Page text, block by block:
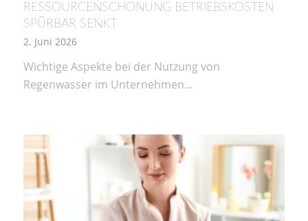
RESSOURCENSCHONUNG BETRIEBSKOSTEN
SPÜRBAR SENKT
2. Juni 2026
Wichtige Aspekte bei der Nutzung von
Regenwasser im Unternehmen…